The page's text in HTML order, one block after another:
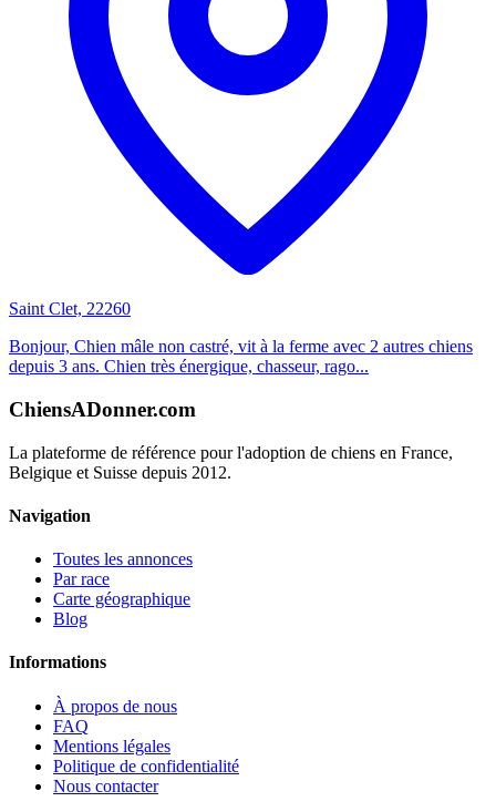
Saint Clet, 22260
Bonjour, Chien mâle non castré, vit à la ferme avec 2 autres chiens
depuis 3 ans. Chien très énergique, chasseur, rago...
ChiensADonner.com
La plateforme de référence pour l'adoption de chiens en France,
Belgique et Suisse depuis 2012.
Navigation
Toutes les annonces
Par race
Carte géographique
Blog
Informations
À propos de nous
FAQ
Mentions légales
Politique de confidentialité
Nous contacter